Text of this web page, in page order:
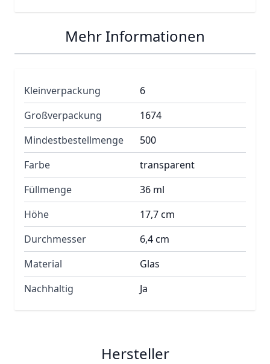
Mehr Informationen
Kleinverpackung
6
Großverpackung
1674
Mindestbestellmenge
500
Farbe
transparent
Füllmenge
36 ml
Höhe
17,7 cm
Durchmesser
6,4 cm
Material
Glas
Nachhaltig
Ja
Hersteller